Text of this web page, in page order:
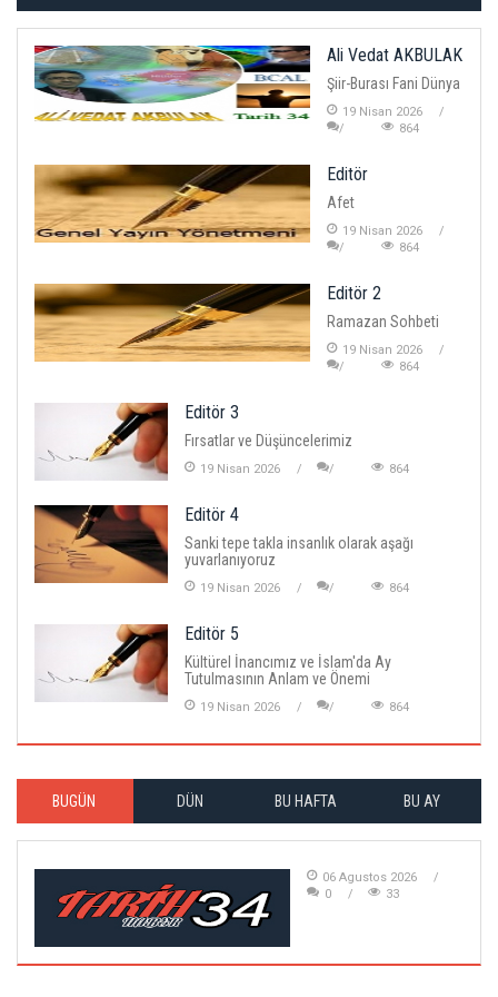
Ali Vedat AKBULAK
Şiir-Burası Fani Dünya
19 Nisan 2026
864
Editör
Afet
19 Nisan 2026
864
Editör 2
Ramazan Sohbeti
19 Nisan 2026
864
Editör 3
Fırsatlar ve Düşüncelerimiz
19 Nisan 2026 864
Editör 4
Sanki tepe takla insanlık olarak aşağı
yuvarlanıyoruz
19 Nisan 2026 864
Editör 5
Kültürel İnancımız ve İslam'da Ay
Tutulmasının Anlam ve Önemi
19 Nisan 2026 864
BUGÜN DÜN BU HAFTA BU AY
06 Agustos 2026
0
33